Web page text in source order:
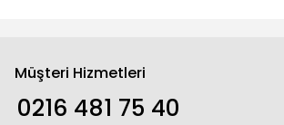
Müşteri Hizmetleri
0216 481 75 40